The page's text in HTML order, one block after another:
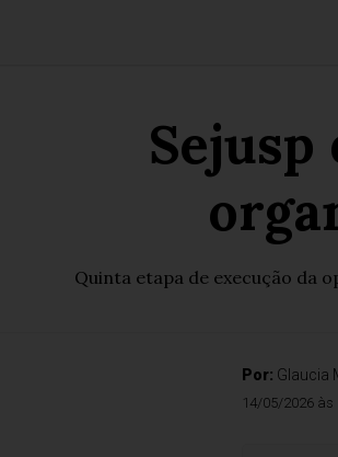
Sejusp
Quinta etapa de execução da
Por: Glaucia
14/05/2026 às